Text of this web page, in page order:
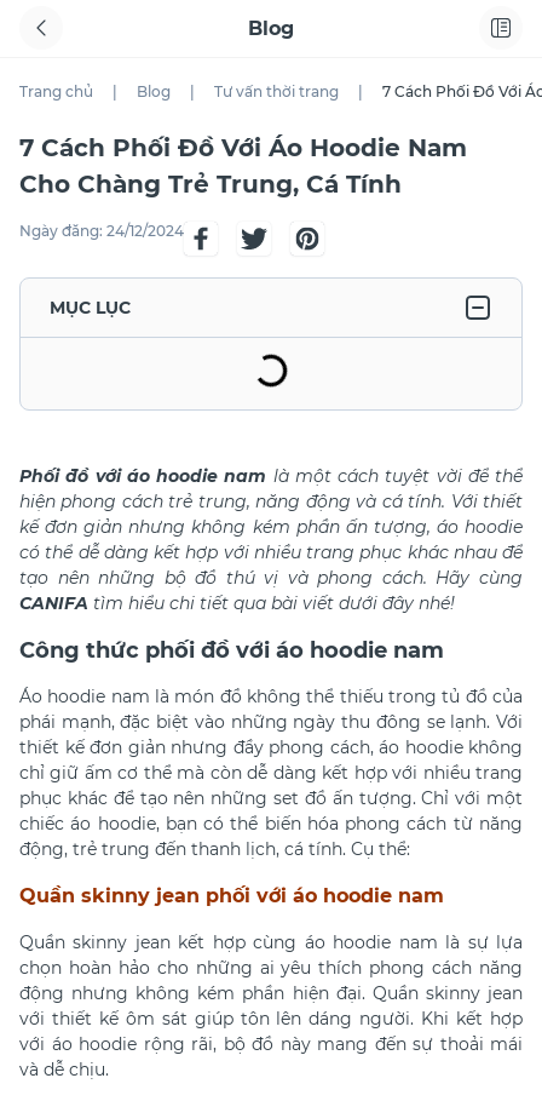
Blog
Trang chủ Blog Tư vấn thời trang 7 Cách Phối Đồ Với
7 Cách Phối Đồ Với Áo Hoodie Nam
Cho Chàng Trẻ Trung, Cá Tính
Ngày đăng: 24/12/2024
MỤC LỤC
Phối đồ với áo hoodie nam là một cách tuyệt vời để thể
hiện phong cách trẻ trung, năng động và cá tính. Với thiết
kế đơn giản nhưng không kém phần ấn tượng, áo hoodie
có thể dễ dàng kết hợp với nhiều trang phục khác nhau để
tạo nên những bộ đồ thú vị và phong cách. Hãy cùng
CANIFA tìm hiểu chi tiết qua bài viết dưới đây nhé!
Công thức phối đồ với áo hoodie nam
Áo hoodie nam là món đồ không thể thiếu trong tủ đồ của
phái mạnh, đặc biệt vào những ngày thu đông se lạnh. Với
thiết kế đơn giản nhưng đầy phong cách, áo hoodie không
chỉ giữ ấm cơ thể mà còn dễ dàng kết hợp với nhiều trang
phục khác để tạo nên những set đồ ấn tượng. Chỉ với một
chiếc áo hoodie, bạn có thể biến hóa phong cách từ năng
động, trẻ trung đến thanh lịch, cá tính. Cụ thể:
Quần skinny jean phối với áo hoodie nam
Quần skinny jean kết hợp cùng áo hoodie nam là sự lựa
chọn hoàn hảo cho những ai yêu thích phong cách năng
động nhưng không kém phần hiện đại. Quần skinny jean
với thiết kế ôm sát giúp tôn lên dáng người. Khi kết hợp
với áo hoodie rộng rãi, bộ đồ này mang đến sự thoải mái
và dễ chịu.